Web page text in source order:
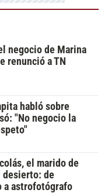
negocio de Marina
renunció a TN
habló sobre
"No negocio la
el marido de
desierto: de
a astrofotógrafo